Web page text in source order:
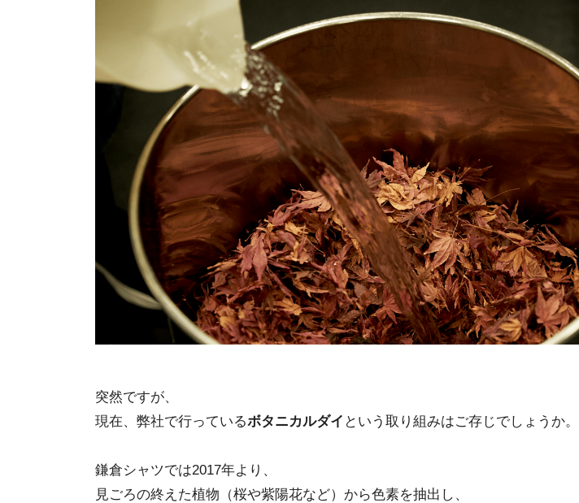
突然ですが、
現在、弊社で行っているボタニカルダイ という取り組みはご存じでしょうか。
鎌倉シャツでは2017年より、
見ごろの終えた植物（桜や紫陽花など）から色素を抽出し、